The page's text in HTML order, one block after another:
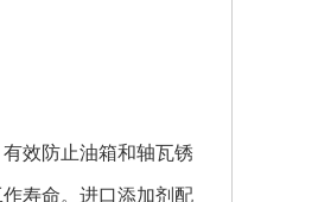
效防止油箱和轴瓦锈
寿命。进口添加剂配